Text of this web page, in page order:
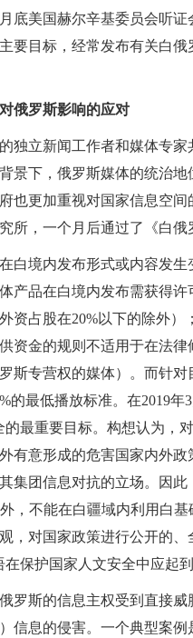
底美国赫尔辛基委员会听
要目标，经常发布有关白
俄罗斯影响的应对
独立新闻工作者和媒体专
景下，俄罗斯媒体的统治
也更加重视对国家信息空
所，一个月后通过了《白
白境内发布形式或内容发
产品在白境内发布需获得
资占股在20%以下的除外
资金的规则不适用于在法
斯专营权的媒体）。而针
的最低播放标准。在2019
最重要目标。构想认为，
有意形成的危害国家内外
集团信息对抗的立场。因
，不能在白疆域内利用白
，对国家政策进行公开的
保护国家人文安全中应起
罗斯的信息主权受到直接
信息的侵害。一个典型案